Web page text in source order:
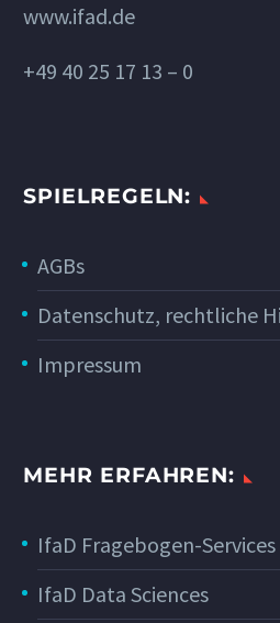
www.ifad.de
+49 40 25 17 13 – 0
SPIELREGELN:
AGBs
Datenschutz, rechtliche
Impressum
MEHR ERFAHREN:
IfaD Fragebogen-Services
IfaD Data Sciences